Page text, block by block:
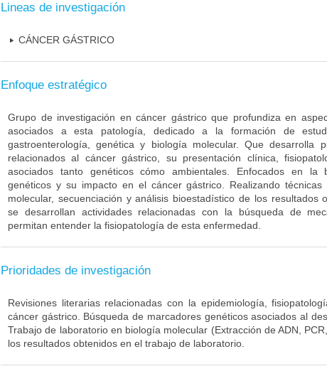
Lineas de investigación
CÁNCER GÁSTRICO
Enfoque estratégico
Grupo de investigación en cáncer gástrico que profundiza en
asociados a esta patología, dedicado a la formación de
gastroenterología, genética y biología molecular. Que desarrolla
relacionados al cáncer gástrico, su presentación clínica,
asociados tanto genéticos cómo ambientales. Enfocados en la
genéticos y su impacto en el cáncer gástrico. Realizando
molecular, secuenciación y análisis bioestadístico de los resultados
se desarrollan actividades relacionadas con la búsqueda de
permitan entender la fisiopatología de esta enfermedad.
Prioridades de investigación
Revisiones literarias relacionadas con la epidemiología,
cáncer gástrico. Búsqueda de marcadores genéticos asociados al
Trabajo de laboratorio en biología molecular (Extracción de ADN,
los resultados obtenidos en el trabajo de laboratorio.